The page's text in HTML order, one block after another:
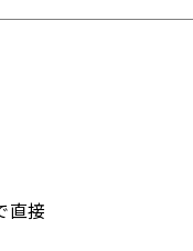
直接